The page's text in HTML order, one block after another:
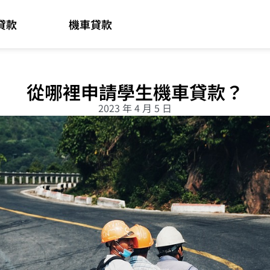
款 機車貸款
從哪裡申請學生機車貸款？
2023 年 4 月 5 日